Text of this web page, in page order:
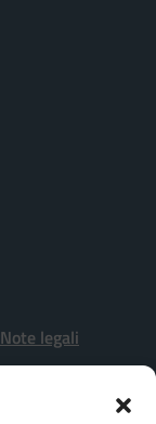
Note legali